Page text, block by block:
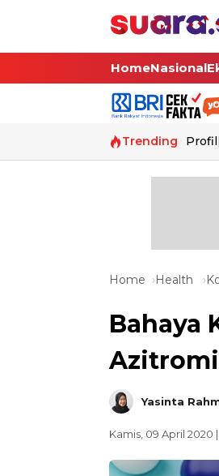
HomeNasional
Trending Profil
Home Health
Bahaya
Yasinta
Kamis, 09 April 2020 |